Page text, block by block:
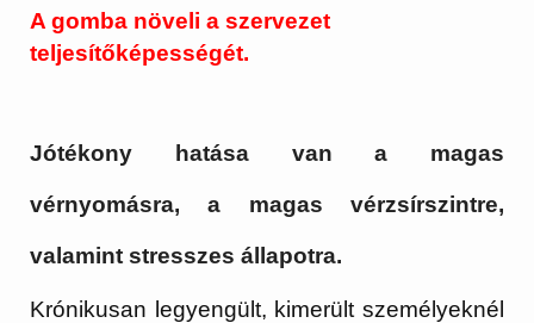
A gomba növeli a szervezet
teljesítőképességét.
Jótékony hatása van a magas
vérnyomásra, a magas vérzsírszintre,
valamint stresszes állapotra.
Krónikusan legyengült, kimerült személyeknél